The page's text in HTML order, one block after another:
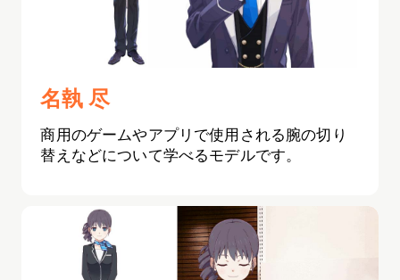
名執 尽
商用のゲームやアプリで使用される腕の切り
替えなどについて学べるモデルです。